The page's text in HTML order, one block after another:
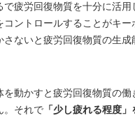
で疲労回復物質を十分に活用
コントロールすることがキー
さないと疲労回復物質の生成
を動かすと疲労回復物質の
。それで 「少し疲れる程度